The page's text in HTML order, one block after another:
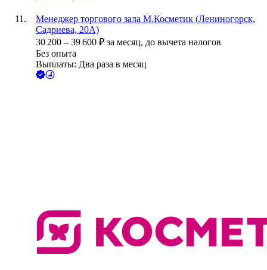
Менеджер торгового зала М.Косметик (Лениногорск,
Садриева, 20А)
30 200 – 39 600 ₽ за месяц, до вычета налогов
Без опыта
Выплаты: Два раза в месяц